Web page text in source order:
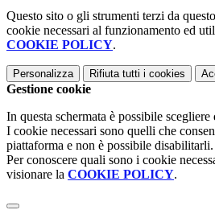
Questo sito o gli strumenti terzi da
cookie necessari al funzionamento ed
COOKIE POLICY.
Personalizza Rifiuta tutti i cookies
Gestione cookie
In questa schermata è possibile
I cookie necessari sono quelli che
piattaforma e non è possibile disabilitarli.
Per conoscere quali sono i cookie
visionare la COOKIE POLICY.